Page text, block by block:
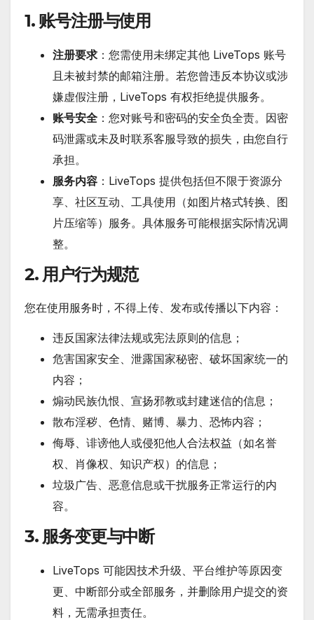
1. 账号注册与使用
注册要求 ：您需使用未绑定其他 LiveTops 账号
且未被封禁的邮箱注册。若您曾违反本协议或涉
嫌虚假注册，LiveTops 有权拒绝提供服务。
账号安全 ：您对账号和密码的安全负全责。因密
码泄露或未及时联系客服导致的损失，由您自行
承担。
服务内容 ：LiveTops 提供包括但不限于资源分
享、社区互动、工具使用（如图片格式转换、图
片压缩等）服务。具体服务可能根据实际情况调
整。
2. 用户行为规范
您在使用服务时，不得上传、发布或传播以下内容：
违反国家法律法规或宪法原则的信息；
危害国家安全、泄露国家秘密、破坏国家统一的
内容；
煽动民族仇恨、宣扬邪教或封建迷信的信息；
散布淫秽、色情、赌博、暴力、恐怖内容；
侮辱、诽谤他人或侵犯他人合法权益（如名誉
权、肖像权、知识产权）的信息；
垃圾广告、恶意信息或干扰服务正常运行的内
容。
3. 服务变更与中断
LiveTops 可能因技术升级、平台维护等原因变
更、中断部分或全部服务，并删除用户提交的资
料，无需承担责任。